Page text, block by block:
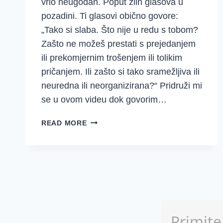
pozadini. Ti glasovi obično govore:
„Tako si slaba. Što nije u redu s tobom?
Zašto ne možeš prestati s prejedanjem
ili prekomjernim trošenjem ili tolikim
pričanjem. Ili zašto si tako sramežljiva ili
neuredna ili neorganizirana?“ Pridruži mi
se u ovom videu dok govorim…
READ MOREVAŠ